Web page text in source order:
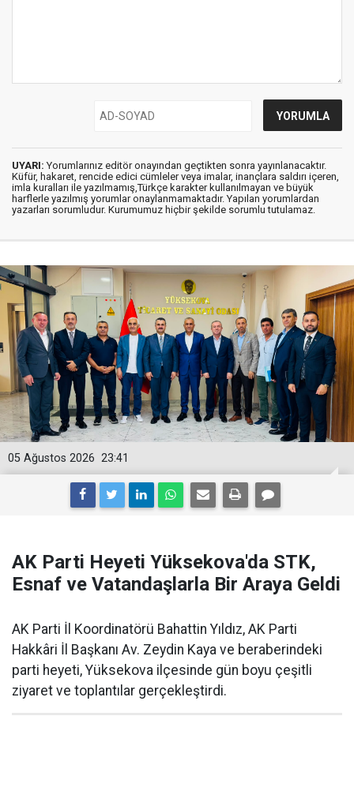
UYARI: Yorumlarınız editör onayından geçtikten sonra yayınlanacaktır.
Küfür, hakaret, rencide edici cümleler veya imalar, inançlara saldırı içeren,
imla kuralları ile yazılmamış,Türkçe karakter kullanılmayan ve büyük
harflerle yazılmış yorumlar onaylanmamaktadır. Yapılan yorumlardan
yazarları sorumludur. Kurumumuz hiçbir şekilde sorumlu tutulamaz.
23:41
05 Ağustos 2026
AK Parti Heyeti Yüksekova'da STK,
Esnaf ve Vatandaşlarla Bir Araya Geldi
AK Parti İl Koordinatörü Bahattin Yıldız, AK Parti
Hakkâri İl Başkanı Av. Zeydin Kaya ve beraberindeki
parti heyeti, Yüksekova ilçesinde gün boyu çeşitli
ziyaret ve toplantılar gerçekleştirdi.